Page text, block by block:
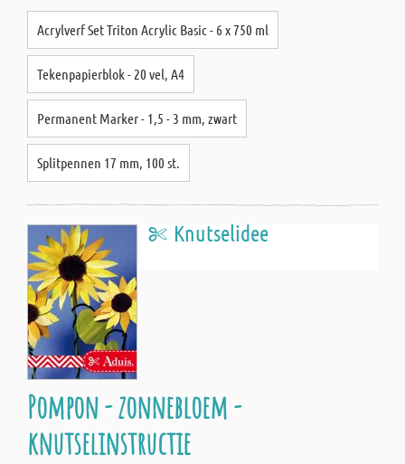
Acrylverf Set Triton Acrylic Basic - 6 x 750 ml
Tekenpapierblok - 20 vel, A4
Permanent Marker - 1,5 - 3 mm, zwart
Splitpennen 17 mm, 100 st.
Knutselidee
Pompon - zonnebloem -
knutselinstructie